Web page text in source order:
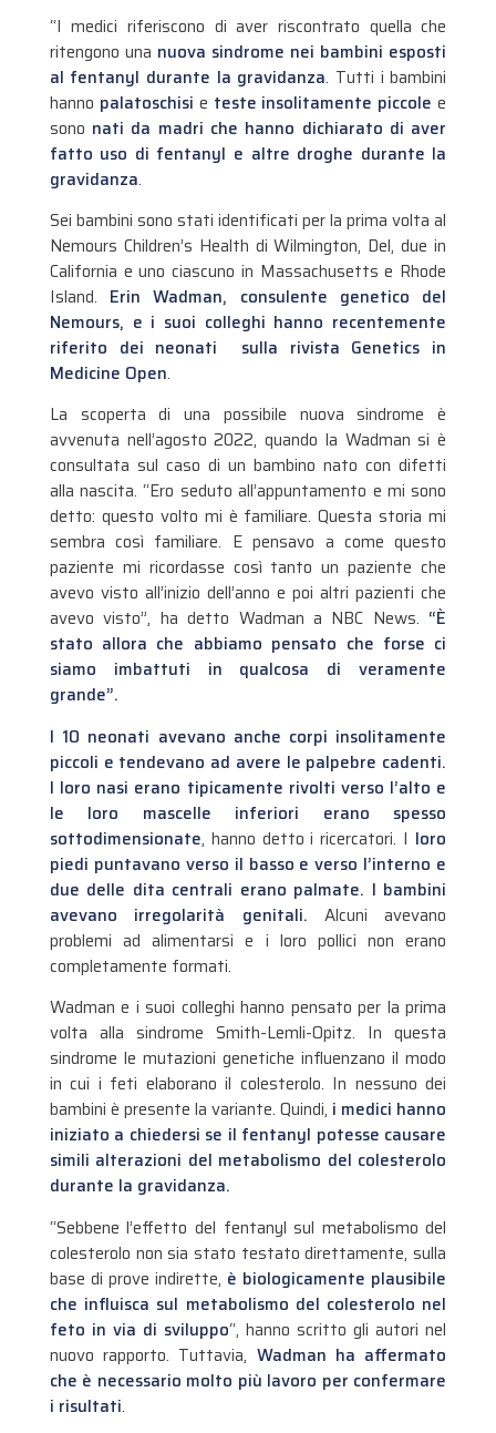
“I medici riferiscono di aver riscontrato quella che
ritengono una nuova sindrome nei bambini esposti
al fentanyl durante la gravidanza. Tutti i bambini
hanno palatoschisi e teste insolitamente piccole e
sono nati da madri che hanno dichiarato di aver
fatto uso di fentanyl e altre droghe durante la
gravidanza.
Sei bambini sono stati identificati per la prima volta al
Nemours Children’s Health di Wilmington, Del, due in
California e uno ciascuno in Massachusetts e Rhode
Island. Erin Wadman, consulente genetico del
Nemours, e i suoi colleghi hanno recentemente
riferito dei neonati sulla rivista Genetics in
Medicine Open.
La scoperta di una possibile nuova sindrome è
avvenuta nell’agosto 2022, quando la Wadman si è
consultata sul caso di un bambino nato con difetti
alla nascita. “Ero seduto all’appuntamento e mi sono
detto: questo volto mi è familiare. Questa storia mi
sembra così familiare. E pensavo a come questo
paziente mi ricordasse così tanto un paziente che
avevo visto all’inizio dell’anno e poi altri pazienti che
avevo visto”, ha detto Wadman a NBC News. “È
stato allora che abbiamo pensato che forse ci
siamo imbattuti in qualcosa di veramente
grande”.
I 10 neonati avevano anche corpi insolitamente
piccoli e tendevano ad avere le palpebre cadenti.
I loro nasi erano tipicamente rivolti verso l’alto e
le loro mascelle inferiori erano spesso
sottodimensionate, hanno detto i ricercatori. I loro
piedi puntavano verso il basso e verso l’interno e
due delle dita centrali erano palmate. I bambini
avevano irregolarità genitali. Alcuni avevano
problemi ad alimentarsi e i loro pollici non erano
completamente formati.
Wadman e i suoi colleghi hanno pensato per la prima
volta alla sindrome Smith-Lemli-Opitz. In questa
sindrome le mutazioni genetiche influenzano il modo
in cui i feti elaborano il colesterolo. In nessuno dei
bambini è presente la variante. Quindi, i medici hanno
iniziato a chiedersi se il fentanyl potesse causare
simili alterazioni del metabolismo del colesterolo
durante la gravidanza.
“Sebbene l’effetto del fentanyl sul metabolismo del
colesterolo non sia stato testato direttamente, sulla
base di prove indirette, è biologicamente plausibile
che influisca sul metabolismo del colesterolo nel
feto in via di sviluppo“, hanno scritto gli autori nel
nuovo rapporto. Tuttavia, Wadman ha affermato
che è necessario molto più lavoro per confermare
i risultati.